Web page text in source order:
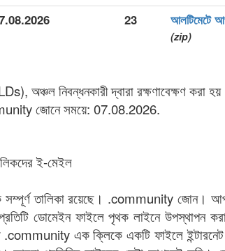
23 আলটিমেটে
(zip)
অঞ্চল নিবন্ধনকারী দ্বারা রক্ষণাবেক্ষণ করা
জোনে সময়ে: 07.08.2026.
ই-মেইল
সম্পূর্ণ তালিকা রয়েছে। .community জোন।
ডোমেইন ফাইলে পৃথক লাইনে উপস্থাপন
এক ক্লিকে একটি ফাইলে ইন্টারনেট